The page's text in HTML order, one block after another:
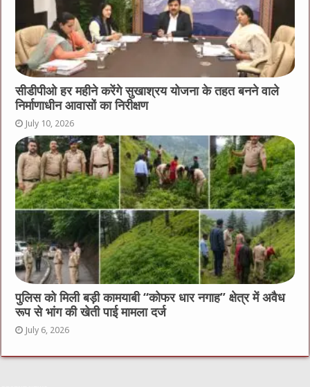
सीडीपीओ हर महीने करेंगे सुखाश्रय योजना के तहत बनने वाले
निर्माणाधीन आवासों का निरीक्षण
July 10, 2026
पुलिस को मिली बड़ी कामयाबी “कोफर धार नगाह” क्षेत्र में अवैध
रूप से भांग की खेती पाई मामला दर्ज
July 6, 2026